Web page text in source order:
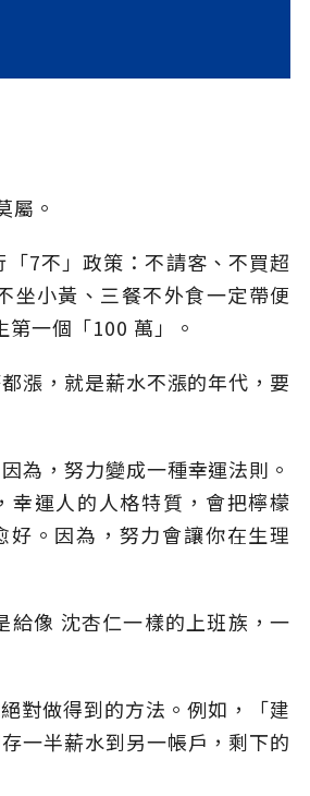
屬。
7不」政策：不請客、不買超
坐小黃、三餐不外食一定帶便
一個「100 萬」。
漲，就是薪水不漲的年代，要
為，努力變成一種幸運法則。
運人的人格特質，會把檸檬
好。因為，努力會讓你在生理
像 沈杏仁一樣的上班族，一
對做得到的方法。例如，「建
一半薪水到另一帳戶，剩下的